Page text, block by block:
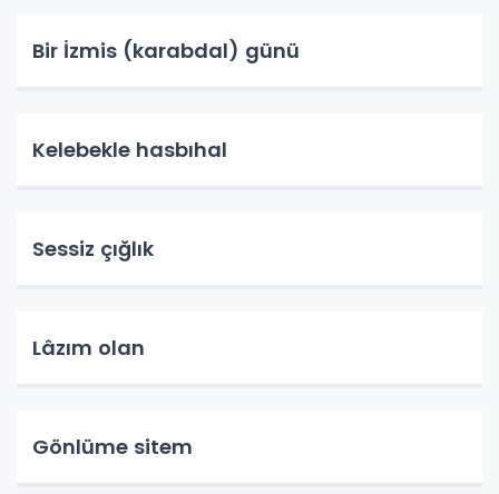
Bir İzmis (karabdal) günü
Kelebekle hasbıhal
Sessiz çığlık
Lâzım olan
Gönlüme sitem